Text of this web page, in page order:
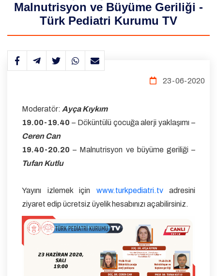
Malnutrisyon ve Büyüme Geriliği -
Türk Pediatri Kurumu TV
23-06-2020
Moderatör: Ayça Kıykım
19.00-19.40 – Döküntülü çocuğa alerji yaklaşımı –
Ceren Can
19.40-20.20 – Malnutrisyon ve büyüme geriliği –
Tufan Kutlu
Yayını izlemek için www.turkpediatri.tvadresini
ziyaret edip ücretsiz üyelik hesabınızı açabilirsiniz.